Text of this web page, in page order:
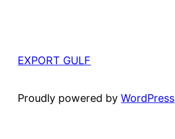
EXPORT GULF
Proudly powered byWordPress